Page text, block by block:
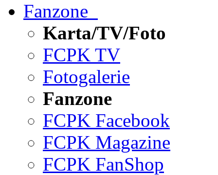
Fanzone
Karta/TV/Foto
FCPK TV
Fotogalerie
Fanzone
FCPK Facebook
FCPK Magazine
FCPK FanShop